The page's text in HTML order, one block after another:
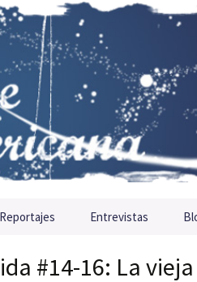
Reportajes Entrevistas
#14-16: La